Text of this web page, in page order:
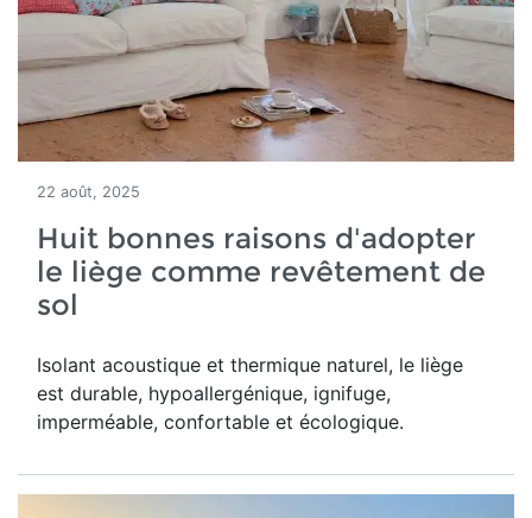
22 août, 2025
Huit bonnes raisons d'adopter
le liège comme revêtement de
sol
Isolant acoustique et thermique naturel, le liège
est durable, hypoallergénique, ignifuge,
imperméable, confortable et écologique.